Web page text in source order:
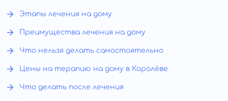
Этапы лечения на дому
Преимущества лечения на дому
Что нельзя делать самостоятельно
Цены на терапию на дому в Королёве
Что делать после лечения